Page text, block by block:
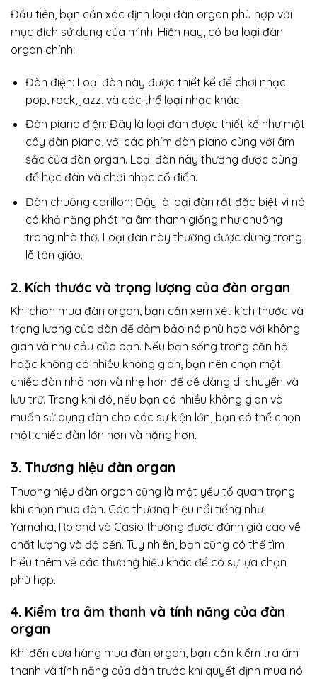
Đầu tiên, bạn cần xác định loại đàn organ phù hợp với
mục đích sử dụng của mình. Hiện nay, có ba loại đàn
organ chính:
Đàn điện: Loại đàn này được thiết kế để chơi nhạc
pop, rock, jazz, và các thể loại nhạc khác.
Đàn piano điện: Đây là loại đàn được thiết kế như một
cây đàn piano, với các phím đàn piano cùng với âm
sắc của đàn organ. Loại đàn này thường được dùng
để học đàn và chơi nhạc cổ điển.
Đàn chuông carillon: Đây là loại đàn rất đặc biệt vì nó
có khả năng phát ra âm thanh giống như chuông
trong nhà thờ. Loại đàn này thường được dùng trong
lễ tôn giáo.
2. Kích thước và trọng lượng của đàn organ
Khi chọn mua đàn organ, bạn cần xem xét kích thước và
trọng lượng của đàn để đảm bảo nó phù hợp với không
gian và nhu cầu của bạn. Nếu bạn sống trong căn hộ
hoặc không có nhiều không gian, bạn nên chọn một
chiếc đàn nhỏ hơn và nhẹ hơn để dễ dàng di chuyển và
lưu trữ. Trong khi đó, nếu bạn có nhiều không gian và
muốn sử dụng đàn cho các sự kiện lớn, bạn có thể chọn
một chiếc đàn lớn hơn và nặng hơn.
3. Thương hiệu đàn organ
Thương hiệu đàn organ cũng là một yếu tố quan trọng
khi chọn mua đàn. Các thương hiệu nổi tiếng như
Yamaha, Roland và Casio thường được đánh giá cao về
chất lượng và độ bền. Tuy nhiên, bạn cũng có thể tìm
hiểu thêm về các thương hiệu khác để có sự lựa chọn
phù hợp.
4. Kiểm tra âm thanh và tính năng của đàn
organ
Khi đến cửa hàng mua đàn organ, bạn cần kiểm tra âm
thanh và tính năng của đàn trước khi quyết định mua nó.